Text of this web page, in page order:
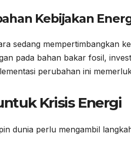
Kebijakan
sedang mempertimbangkan
pada bahan bakar fosil,
perubahan ini
Krisis Energi
dunia perlu mengambil